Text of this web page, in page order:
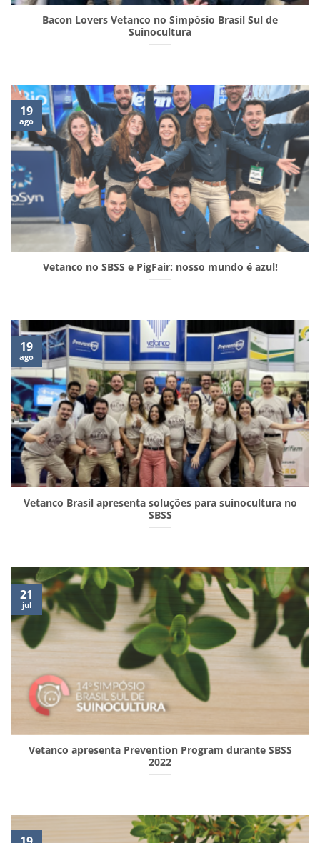
Bacon Lovers Vetanco no Simpósio Brasil Sul de
Suinocultura
Vetanco no SBSS e PigFair: nosso mundo é azul!
19
ago
Vetanco Brasil apresenta soluções para suinocultura no
SBSS
19
ago
Vetanco apresenta Prevention Program durante SBSS
2022
21
jul